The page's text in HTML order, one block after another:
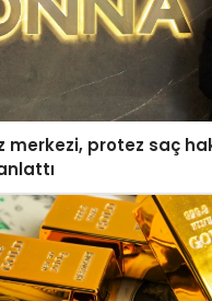
merkezi, protez saç